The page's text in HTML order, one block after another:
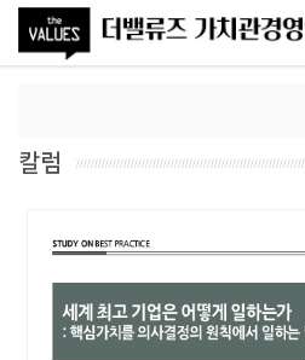
칼럼